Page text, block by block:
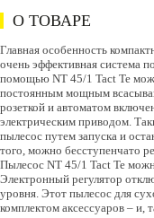
О ТОВАРЕ
Главная особенность
очень эффективная система
помощью NT 45/1 Tact Te
постоянным мощным
розеткой и автоматом
электрическим приводом.
пылесос путем запуска и
того, можно бесступенчато
Пылесос NT 45/1 Tact Te
Электронный регулятор
уровня. Этот пылесос для
комплектом аксессуаров – и,